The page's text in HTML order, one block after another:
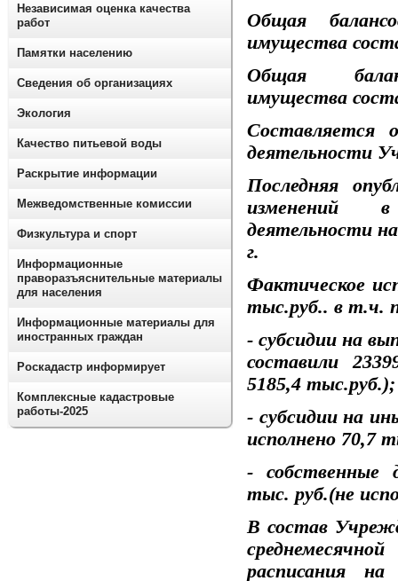
Общая
имущества
Общая
имущества
Составляется
деятельности
Последняя
изменений в
деятельности
г.
Фактическое
тыс.руб.. в т.ч.
- субсидии на
составили
5185,4 тыс.руб.);
- субсидии на
исполнено 70,7
- собственные
тыс. руб.(не
В состав
расписания
Независимая оценка качества
работ
Памятки населению
Сведения об организациях
Экология
Качество питьевой воды
Раскрытие информации
Межведомственные комиссии
Физкультура и спорт
Информационные
праворазъяснительные материалы
для населения
Информационные материалы для
иностранных граждан
Роскадастр информирует
Комплексные кадастровые
работы-2025